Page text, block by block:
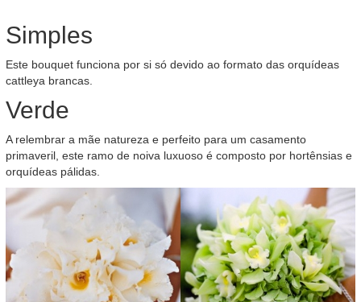
Simples
Este bouquet funciona por si só devido ao formato das orquídeas
cattleya brancas.
Verde
A relembrar a mãe natureza e perfeito para um casamento
primaveril, este ramo de noiva luxuoso é composto por hortênsias e
orquídeas pálidas.